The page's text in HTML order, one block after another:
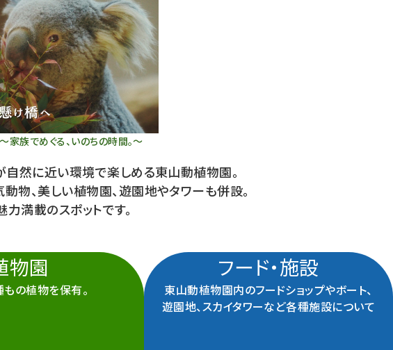
～家族でめぐる、いのちの時間。～
然に近い環境で楽しめる東山動植物園。
物、美しい植物園、遊園地やタワーも併設。
満載のスポットです。
物園
の植物を保有。
フード・施設
東山動植物園内のフードショップやボート、
遊園地、スカイタワーなど各種施設について